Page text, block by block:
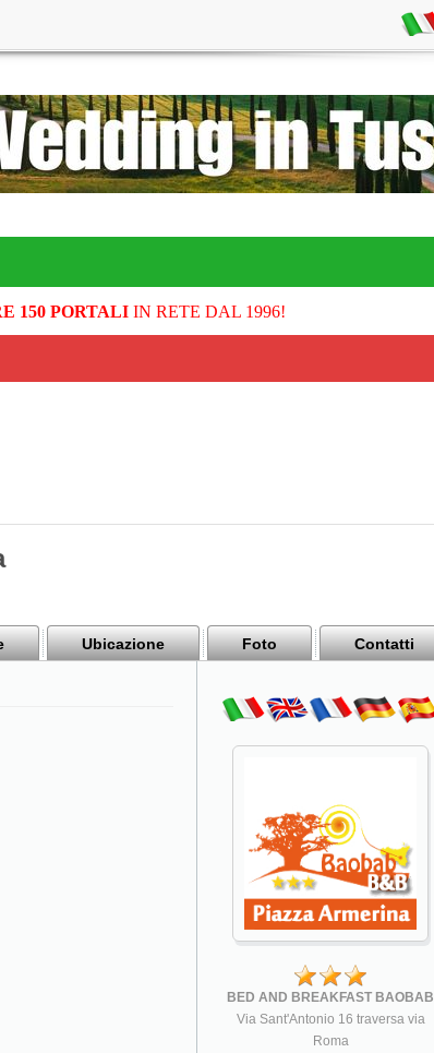
150 PORTALIIN RETE DAL 1996!
Ubicazione Foto Contatti
BED AND BREAKFAST BAOBAB
Via Sant'Antonio 16 traversa via
Roma